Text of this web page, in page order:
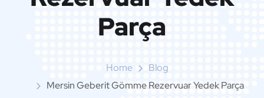
Parça
Home
Blog
Mersin Geberit Gömme Rezervuar Yedek Parça